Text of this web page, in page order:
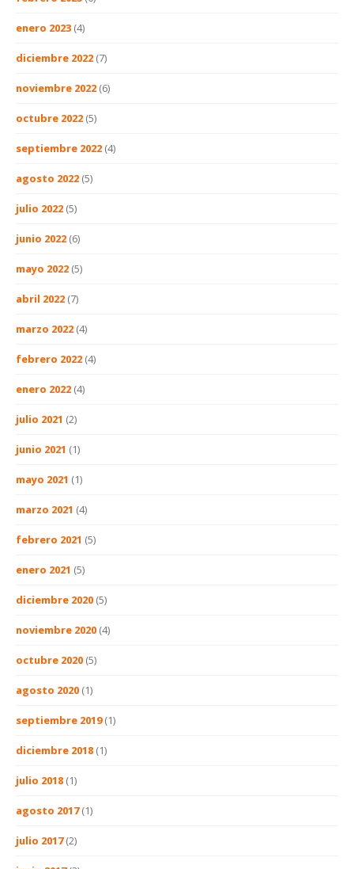
enero 2023 (4)
diciembre 2022 (7)
noviembre 2022 (6)
octubre 2022 (5)
septiembre 2022 (4)
agosto 2022 (5)
julio 2022 (5)
junio 2022 (6)
mayo 2022 (5)
abril 2022 (7)
marzo 2022 (4)
febrero 2022 (4)
enero 2022 (4)
julio 2021 (2)
junio 2021 (1)
mayo 2021 (1)
marzo 2021 (4)
febrero 2021 (5)
enero 2021 (5)
diciembre 2020 (5)
noviembre 2020 (4)
octubre 2020 (5)
agosto 2020 (1)
septiembre 2019(1)
diciembre 2018 (1)
julio 2018 (1)
agosto 2017(1)
julio 2017(2)